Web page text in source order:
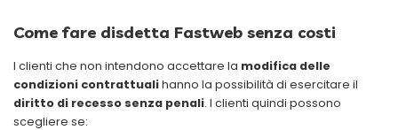
Come fare disdetta Fastweb senza costi
I clienti che non intendono accettare la modifica delle
condizioni contrattualihanno la possibilità di esercitare il
diritto di recesso senza penali. I clienti quindi possono
scegliere se: